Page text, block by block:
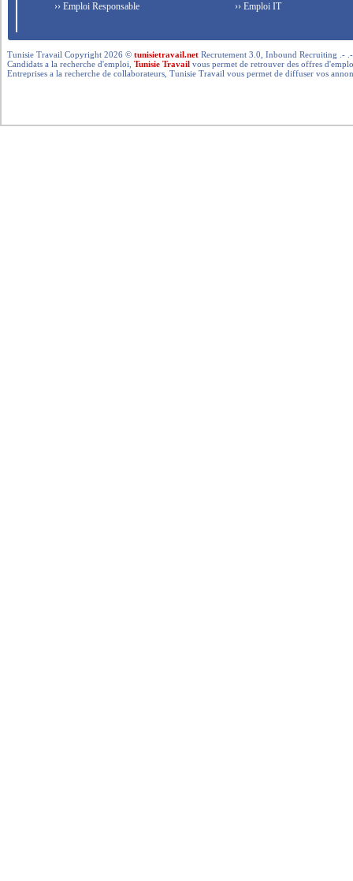
›› Emploi Responsable
›› Emploi IT
Tunisie Travail Copyright 2026 ©tunisietravail.net Recrutement 3.0, Inbound Recruiting .-
Candidats a la recherche d'emploi,Tunisie Travail vous permet de retrouver des offres
Entreprises a la recherche de collaborateurs, Tunisie Travail vous permet de diffuser vos